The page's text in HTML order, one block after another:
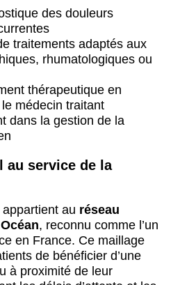
des douleurs
traitements adaptés aux
rhumatologiques ou
thérapeutique en
médecin traitant
dans la gestion de la
au service de la
appartient au réseau
, reconnu comme l’un
en France. Ce maillage
de bénéficier d’une
à proximité de leur